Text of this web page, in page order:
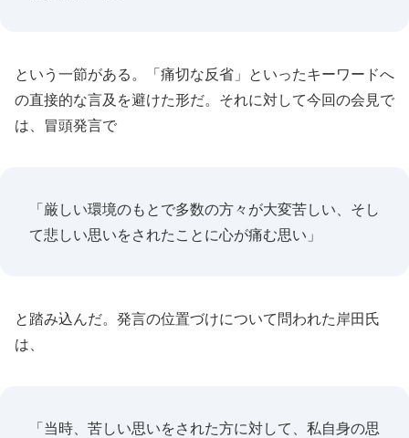
という一節がある。「痛切な反省」といったキーワードへ
の直接的な言及を避けた形だ。それに対して今回の会見で
は、冒頭発言で
「厳しい環境のもとで多数の方々が大変苦しい、そし
て悲しい思いをされたことに心が痛む思い」
と踏み込んだ。発言の位置づけについて問われた岸田氏
は、
「当時、苦しい思いをされた方に対して、私自身の思